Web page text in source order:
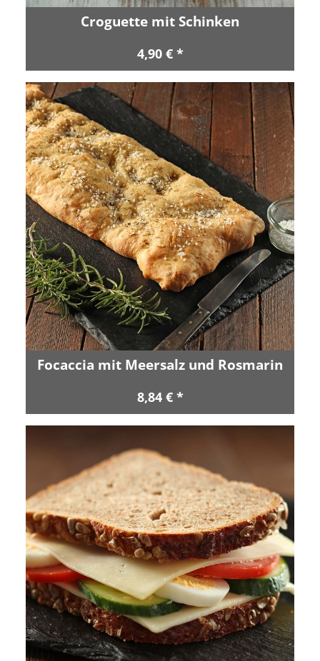
Croguette mit Schinken
4,90 € *
Focaccia mit Meersalz und Rosmarin
8,84 € *